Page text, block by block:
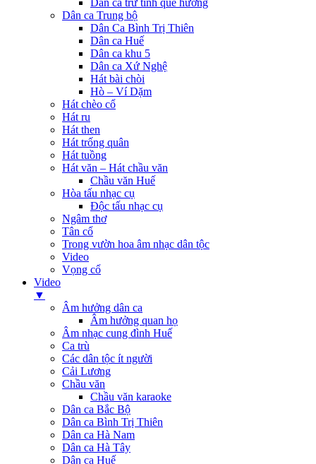
Dân ca trữ tình quê hương
Dân ca Trung bộ
Dân Ca Bình Trị Thiên
Dân ca Huế
Dân ca khu 5
Dân ca Xứ Nghệ
Hát bài chòi
Hò – Ví Dặm
Hát chèo cổ
Hát ru
Hát then
Hát trống quân
Hát tuồng
Hát văn – Hát chầu văn
Chầu văn Huế
Hòa tấu nhạc cụ
Độc tấu nhạc cụ
Ngâm thơ
Tân cổ
Trong vườn hoa âm nhạc dân tộc
Video
Vọng cổ
Video
▼
Âm hưởng dân ca
Âm hưởng quan họ
Âm nhạc cung đình Huế
Ca trù
Các dân tộc ít người
Cải Lương
Chầu văn
Chầu văn karaoke
Dân ca Bắc Bộ
Dân ca Bình Trị Thiên
Dân ca Hà Nam
Dân ca Hà Tây
Dân ca Huế